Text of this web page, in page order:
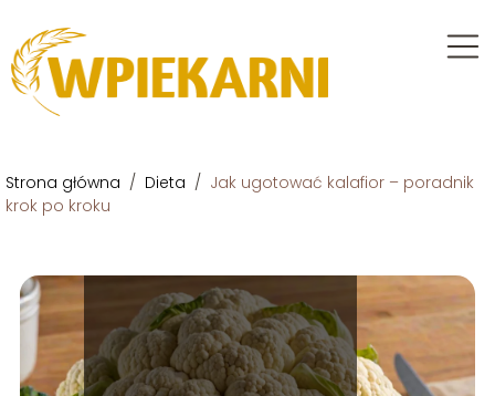
Strona główna / Dieta / Jak ugotować kalafior – poradnik
krok po kroku